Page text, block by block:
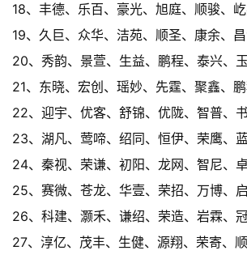
18、丰德、乐百、豪光、旭庭、顺骏、
19、久巨、众华、洁苑、顺圣、康余、
20、秀韵、景萱、生益、鹏程、泰兴、
21、东晓、宏创、瑶妙、先霆、聚鑫、
22、迎宇、优客、舒锦、优陇、智普、
23、湖凡、莺啼、绍同、恒伊、荣鹰、
24、秦视、荣谦、初阳、龙网、智尼、
25、赛微、苍龙、华壹、荣招、万博、
26、科建、灏禾、谦绍、荣造、岩霖、
27、淳亿、茂丰、生健、源翔、荣寄、